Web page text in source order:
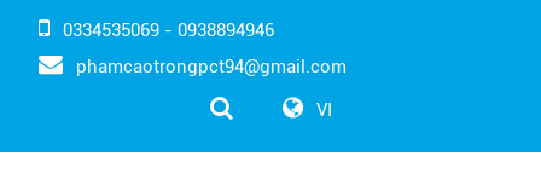
0334535069 - 0938894946
phamcaotrongpct94@gmail.com
VI